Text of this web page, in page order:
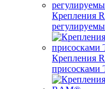
Крепления
Крепления